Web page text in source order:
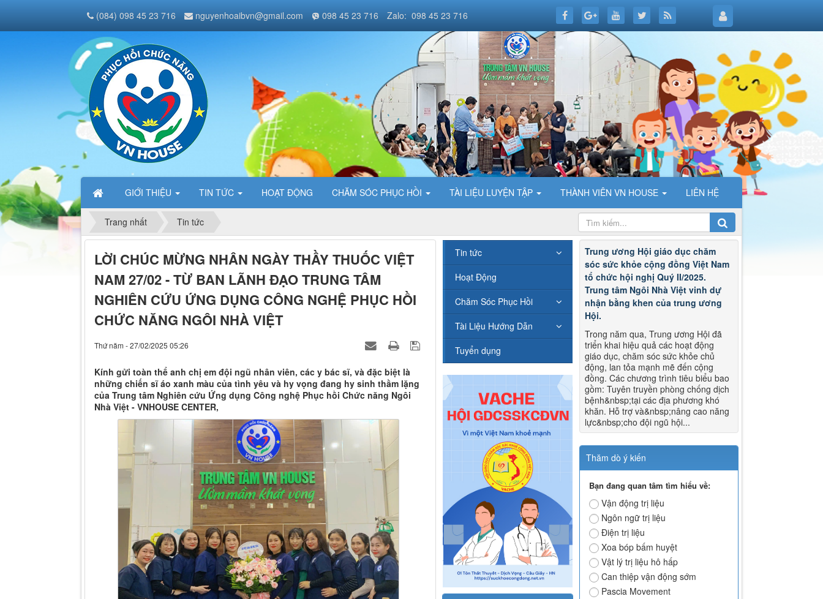
GIỚI THIỆU TIN TỨC HOẠT ĐỘNG CHĂM SÓC PHỤC HỒI TÀI LIỆU LUYỆN TẬP THÀNH VIÊN VN HOUSE LIÊN HỆ
(084) 098 45 23 716 nguyenhoaibvn@gmail.com 098 45 23 716 Zalo: 098 45 23 716
Trang nhất Tin tức
LỜI CHÚC MỪNG NHÂN NGÀY THẦY THUỐC VIỆT
NAM 27/02 - TỪ BAN LÃNH ĐẠO TRUNG TÂM
NGHIÊN CỨU ỨNG DỤNG CÔNG NGHỆ PHỤC HỒI
CHỨC NĂNG NGÔI NHÀ VIỆT
Thứ năm - 27/02/2025 05:26
Kính gửi toàn thể anh chị em đội ngũ nhân viên, các y bác sĩ, và đặc biệt là
những chiến sĩ áo xanh màu của tình yêu và hy vọng đang hy sinh thầm lặng
của Trung tâm Nghiên cứu Ứng dụng Công nghệ Phục hồi Chức năng Ngôi
Nhà Việt - VNHOUSE CENTER,
Trung ương Hội giáo dục chăm
sóc sức khỏe cộng đồng Việt Nam
tổ chức hội nghị Quý II/2025.
Trung tâm Ngôi Nhà Việt vinh dự
nhận bằng khen của trung ương
Hội.
Trong năm qua, Trung ương Hội đã
triển khai hiệu quả các hoạt động
giáo dục, chăm sóc sức khỏe chủ
động, lan tỏa mạnh mẽ đến cộng
đồng. Các chương trình tiêu biểu bao
gồm: Tuyên truyền phòng chống dịch
bệnh&nbsp;tại các địa phương khó
khăn. Hỗ trợ và&nbsp;nâng cao năng
lực&nbsp;cho đội ngũ hội...
Thăm dò ý kiến
Bạn đang quan tâm tìm hiểu về:
Vận động trị liệu
Ngôn ngữ trị liệu
Điện trị liệu
Xoa bóp bấm huyệt
Vật lý trị liệu hô hấp
Can thiệp vận động sớm
Pascia Movement
Tin tức
Hoạt Động
Chăm Sóc Phục Hồi
Tài Liệu Hướng Dẫn
Tuyển dụng